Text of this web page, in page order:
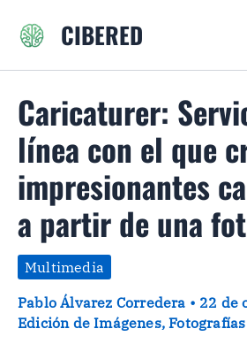
CIBERED
Caricaturer:
línea con el que
impresionantes
a partir de una
Multimedia
Pablo Álvarez Corredera • 22 de
Edición de Imágenes,Fotografías